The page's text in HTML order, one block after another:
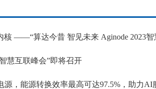
算达今昔 智见未来 Aginode 2023智慧互联峰会
慧互联峰会”即将召开
源，能源转换效率最高可达97.5%，助力AI